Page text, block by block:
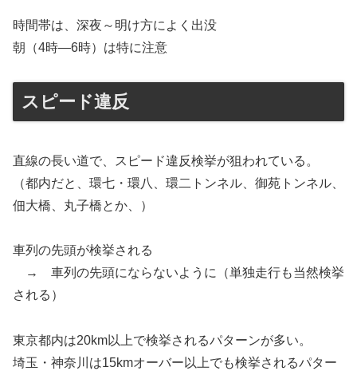
時間帯は、深夜～明け方によく出没
朝（4時―6時）は特に注意
スピード違反
直線の長い道で、スピード違反検挙が狙われている。
（都内だと、環七・環八、環二トンネル、御苑トンネル、
佃大橋、丸子橋とか、）
車列の先頭が検挙される
→ 車列の先頭にならないように（単独走行も当然検挙
される）
東京都内は20km以上で検挙されるパターンが多い。
埼玉・神奈川は15kmオーバー以上でも検挙されるパター